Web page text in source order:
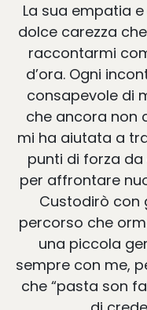
La sua empatia
dolce carezza
raccontarmi
d’ora. Ogni
consapevole di
che ancora non
mi ha aiutata a
punti di forza
per affrontare
Custodirò con
percorso che
una piccola
sempre con me,
che “pasta son